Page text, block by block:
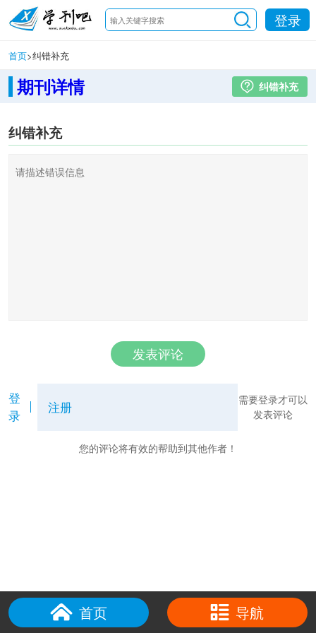
登录
首页>纠错补充
期刊详情 纠错补充
纠错补充
发表评论
登
录
注册
需要登录才可以
发表评论
您的评论将有效的帮助到其他作者！
首页 导航